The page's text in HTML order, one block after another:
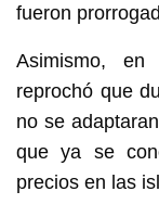
fueron
Asimismo, en
reprochó que
no se
que ya se
precios en las